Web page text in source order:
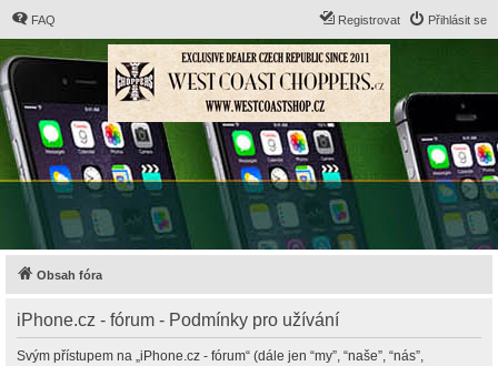
FAQ Přihlásit se
Registrovat
Obsah fóra
iPhone.cz - fórum - Podmínky pro užívání
Svým přístupem na „iPhone.cz - fórum“ (dále jen “my”, “naše”, “nás”,